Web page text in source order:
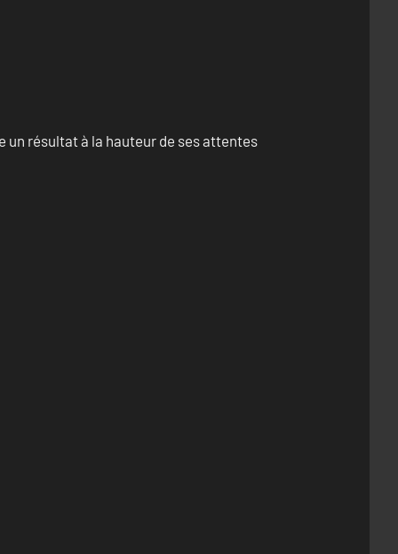
résultat à la hauteur de ses attentes